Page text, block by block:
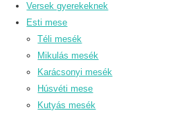
Versek gyerekeknek
Esti mese
Téli mesék
Mikulás mesék
Karácsonyi mesék
Húsvéti mese
Kutyás mesék